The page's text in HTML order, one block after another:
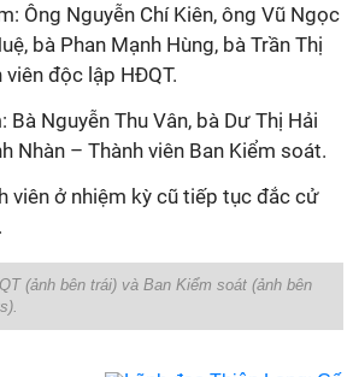
Ông Nguyễn Chí Kiên, ông Vũ Ngọc
bà Phan Mạnh Hùng, bà Trần Thị
viên độc lập HĐQT.
Nguyễn Thu Vân, bà Dư Thị Hải
Nhàn – Thành viên Ban Kiểm soát.
viên ở nhiệm kỳ cũ tiếp tục đắc cử
(ảnh bên trái) và Ban Kiểm soát (ảnh bên